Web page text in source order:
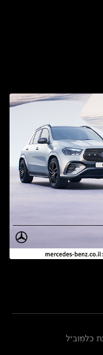
02-19
כלמוביל